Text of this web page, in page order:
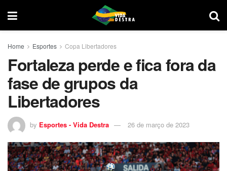
Home Esportes Copa Libertadores
Fortaleza perde e fica fora da
fase de grupos da
Libertadores
by Esportes - Vida Destra 26 de março de 2023